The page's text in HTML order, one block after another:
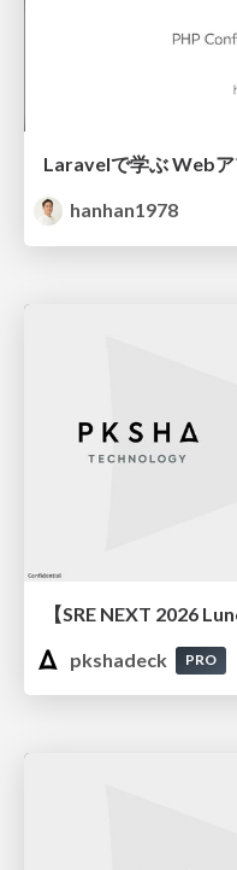
hanhan1978
pkshadeck
PRO